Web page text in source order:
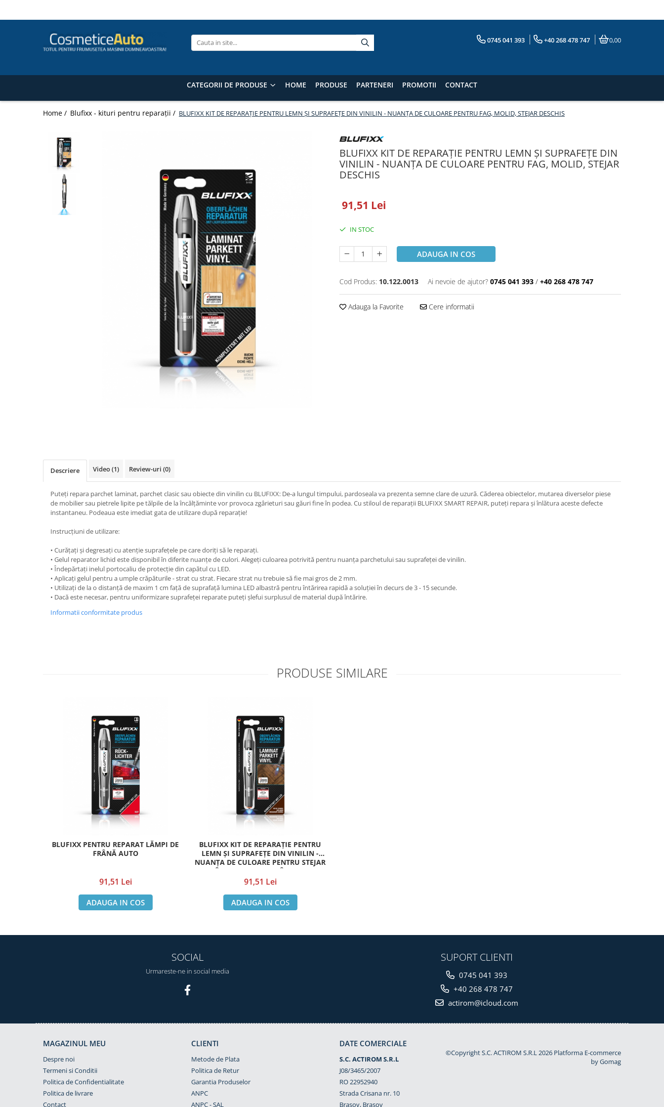
Categorii de Produse
Pistoale de vopsit profesionale
filler) Anest Iwata
Superior Set pistoale de vopsit
Anest Iwata WS 400 Clear / LS-400
Accesorii pistoale de vopsit
Masti de protectie pentru vopsire
Pistoale de vopsit automate
Kituri antipana
Blufixx - kituri pentru reparații
Instalatii pneumatice si accesorii
organizatoare pentru depozitare si
Cutii organizatoare pentru
depozitare si transport - TANOS
Markere cu creta lichida
Placi modulare Swisstrax
0745 041 393 +40 268 478 747 0,00
CATEGORII DE PRODUSE HOME PRODUSE PARTENERI PROMOTII CONTACT
Home / Blufixx - kituri pentru reparații / BLUFIXX KIT DE REPARAȚIE PENTRU LEMN ȘI SUPRAFEȚE DIN VINILIN - NUANȚA DE CULOARE PENTRU FAG, MOLID, STEJAR DESCHIS
BLUFIXX KIT DE REPARAȚIE PENTRU LEMN ȘI SUPRAFEȚE DIN
VINILIN - NUANȚA DE CULOARE PENTRU FAG, MOLID, STEJAR
DESCHIS
91,51 Lei
IN STOC
ADAUGA IN COS
Cod Produs: 10.122.0013 Ai nevoie de ajutor? 0745 041 393 / +40 268 478 747
Adauga la Favorite Cere informatii
Descriere Video(1) Review-uri (0)
Puteți repara parchet laminat, parchet clasic sau obiecte din vinilin cu BLUFIXX: De-a lungul timpului, pardoseala va prezenta semne clare de uzură. Căderea obiectelor, mutarea diverselor piese
de mobilier sau pietrele lipite pe tălpile de la încălțăminte vor provoca zgârieturi sau găuri fine în podea. Cu stiloul de reparații BLUFIXX SMART REPAIR, puteți repara și înlătura aceste defecte
instantaneu. Podeaua este imediat gata de utilizare după reparație!
Instrucțiuni de utilizare:
• Curățați și degresați cu atenție suprafețele pe care doriți să le reparați.
• Gelul reparator lichid este disponibil în diferite nuanțe de culori. Alegeți culoarea potrivită pentru nuanța parchetului sau suprafeței de vinilin.
• Îndepărtați inelul portocaliu de protecție din capătul cu LED.
• Aplicați gelul pentru a umple crăpăturile - strat cu strat. Fiecare strat nu trebuie să fie mai gros de 2 mm.
• Utilizați de la o distanță de maxim 1 cm față de suprafață lumina LED albastră pentru întărirea rapidă a soluției în decurs de 3 - 15 secunde.
• Dacă este necesar, pentru uniformizare suprafeței reparate puteți șlefui surplusul de material după întărire.
Informatii conformitate produs
PRODUSE SIMILARE
BLUFIXX PENTRU REPARAT LĂMPI DE
FRÂNĂ AUTO
91,51 Lei
ADAUGA IN COS
BLUFIXX KIT DE REPARAȚIE PENTRU
LEMN ȘI SUPRAFEȚE DIN VINILIN -
NUANȚA DE CULOARE PENTRU STEJAR
ÎNCHIS, NUC, NUC ÎNCHIS
91,51 Lei
ADAUGA IN COS
SOCIAL
Urmareste-ne in social media
SUPORT CLIENTI
0745 041 393
+40 268 478 747
actirom@icloud.com
MAGAZINUL MEU
Despre noi
Termeni si Conditii
Politica de Confidentialitate
Politica de livrare
Contact
CLIENTI
Metode de Plata
Politica de Retur
Garantia Produselor
ANPC
ANPC - SAL
DATE COMERCIALE
S.C. ACTIROM S.R.L
J08/3465/2007
RO 22952940
Strada Crisana nr. 10
Brasov, Brasov
©Copyright S.C. ACTIROM S.R.L 2026 Platforma E-commerce
by Gomag